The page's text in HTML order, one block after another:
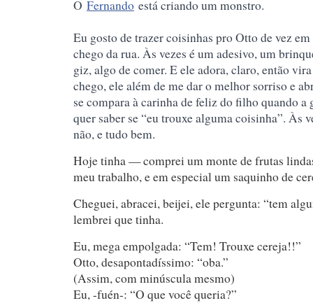
O Fernando está criando um monstro.
Eu gosto de trazer coisinhas pro Otto de vez
chego da rua. Às vezes é um adesivo, um
giz, algo de comer. E ele adora, claro, então
chego, ele além de me dar o melhor sorriso e
se compara à carinha de feliz do filho quando a
quer saber se “eu trouxe alguma coisinha”. Às
não, e tudo bem.
Hoje tinha — comprei um monte de frutas
meu trabalho, e em especial um saquinho de
Cheguei, abracei, beijei, ele pergunta: “tem
lembrei que tinha.
Eu, mega empolgada: “Tem! Trouxe cereja!!”
Otto, desapontadíssimo: “oba.”
(Assim, com minúscula mesmo)
Eu, -fuén-: “O que você queria?”